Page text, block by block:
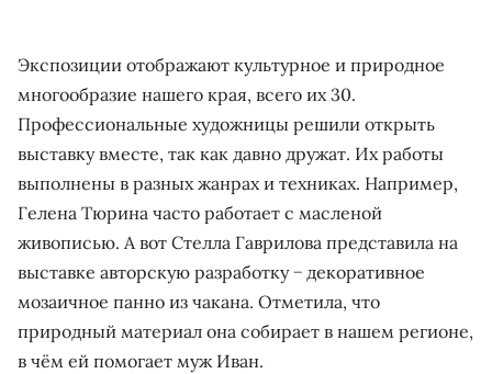
Экспозиции отображают культурное и природное
многообразие нашего края, всего их 30.
Профессиональные художницы решили открыть
выставку вместе, так как давно дружат. Их работы
выполнены в разных жанрах и техниках. Например,
Гелена Тюрина часто работает с масленой
живописью. А вот Стелла Гаврилова представила на
выставке авторскую разработку − декоративное
мозаичное панно из чакана. Отметила, что
природный материал она собирает в нашем регионе,
в чём ей помогает муж Иван.